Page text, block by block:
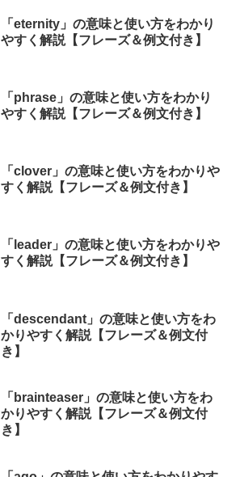
「eternity」の意味と使い方をわかり
やすく解説【フレーズ＆例文付き】
「phrase」の意味と使い方をわかり
やすく解説【フレーズ＆例文付き】
「clover」の意味と使い方をわかりや
すく解説【フレーズ＆例文付き】
「leader」の意味と使い方をわかりや
すく解説【フレーズ＆例文付き】
「descendant」の意味と使い方をわ
かりやすく解説【フレーズ＆例文付
き】
「brainteaser」の意味と使い方をわ
かりやすく解説【フレーズ＆例文付
き】